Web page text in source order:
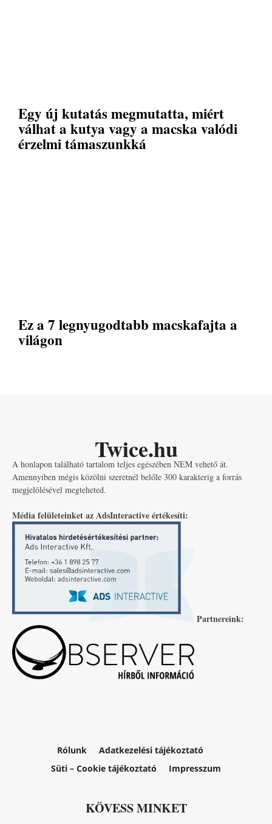
Egy új kutatás megmutatta, miért
válhat a kutya vagy a macska valódi
érzelmi támaszunkká
Ez a 7 legnyugodtabb macskafajta a
világon
Twice.hu
A honlapon található tartalom teljes egészében NEM vehető át.
Amennyiben mégis közölni szeretnél belőle 300 karakterig a forrás
megjelölésével megteheted.
Média felületeinket az AdsInteractive értékesíti:
Partnereink:
Rólunk
Adatkezelési tájékoztató
Süti – Cookie tájékoztató
Impresszum
KÖVESS MINKET